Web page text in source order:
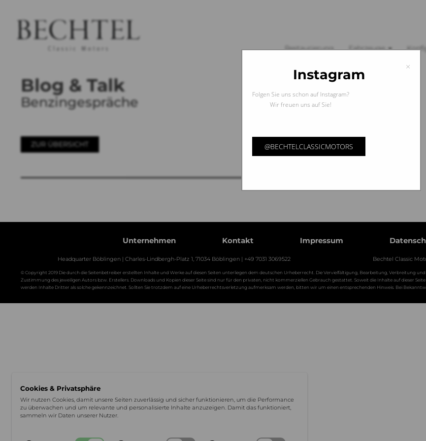
Restaurierung Fahrzeuge
Blog & Talk
Benzingespräche
ZUR ÜBERSICHT
Unternehmen Kontakt Impressum
Headquarter Böblingen | Charles-Lindbergh-Platz 1, 71034 Böblingen | +49 7031 3069522 Bechtel Classic
© Copyright 2019 Die durch die Seitenbetreiber erstellten Inhalte und Werke auf diesen Seiten unterliegen dem deutschen Urheberrecht. Die Vervielfältigung, Bearbeitung, Verbreitung
Zustimmung des jeweiligen Autors bzw. Erstellers. Downloads und Kopien dieser Seite sind nur für den privaten, nicht kommerziellen Gebrauch gestattet. Soweit die Inhalte auf dieser
werden Inhalte Dritter als solche gekennzeichnet. Sollten Sie trotzdem auf eine Urheberrechtsverletzung aufmerksam werden, bitten wir um einen entsprechenden Hinweis. Bei
×
Instagram
Folgen Sie uns schon auf Instagram?
Wir freuen uns auf Sie!
@BECHTELCLASSICMOTORS
Cookies & Privatsphäre
Wir nutzen Cookies, damit unsere Seiten zuverlässig und sicher funktionieren, um die Performance
zu überwachen und um relevante und personalisierte Inhalte anzuzeigen. Damit das funktioniert,
sammeln wir Daten unserer Nutzer.